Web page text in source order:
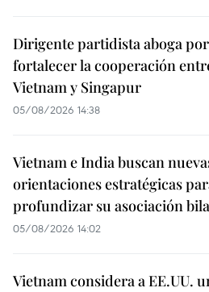
Dirigente partidista aboga por
fortalecer la cooperación
Vietnam y Singapur
05/08/2026 14:38
Vietnam e India buscan
orientaciones estratégicas
profundizar su asociación
05/08/2026 14:02
Vietnam considera a EE.UU.